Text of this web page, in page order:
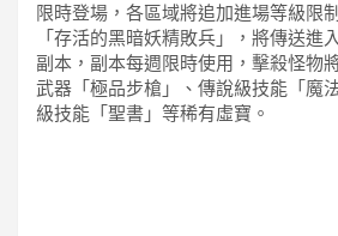
限時登場，各區域將追加進場等級限
「存活的黑暗妖精敗兵」，將傳送進
副本，副本每週限時使用，擊殺怪物
武器「極品步槍」、傳說級技能「魔
級技能「聖書」等稀有虛寶。